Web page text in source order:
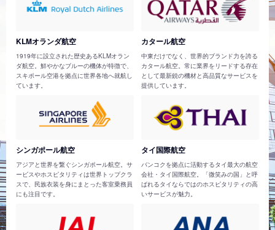
KLMオランダ航空
1919年に設立された歴史あるKLMオラン
ダ航空。鮮やかなブルーの機体が特徴で、
スキポール空港を拠点に世界各地へ就航し
ています。
カタール航空
中東だけでなく、世界的ブランド力を誇る
カタール航空。常に業界をリードする存在
として最新鋭の機材と高品質なサービスを
提供しています。
シンガポール航空
アジアと世界を繋ぐシンガポール航空。サ
ービスやホスピタリティは世界トップクラ
スで、民族衣装を身にまとった客室乗務員
にも注目です。
タイ国際航空
バンコクを拠点に活動するタイ最大の航空
会社・タイ国際航空。「微笑みの国」と呼
ばれるタイならではのホスピタリティの高
いサービスが魅力。